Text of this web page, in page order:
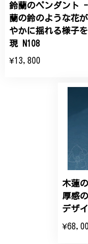
2025/
大切な節目のお祝
せていただきまし
丁寧なデザインで
【
こちらのオーダー
だき、ありがとう
2024/
バングルの腕周り
鈴蘭のペンダント
蘭の鈴のような花
やかに揺れる様子
現 N108
¥13,800
木蓮
厚感
デザ